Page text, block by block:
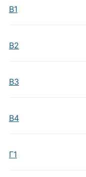
Β1
Β2
Β3
Β4
Γ1